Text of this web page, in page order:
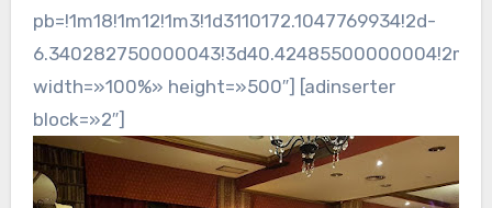
pb=!1m18!1m12!1m3!1d3110172.1047769934!2d-
width=»100%» height=»500″] [adinserter
block=»2″]